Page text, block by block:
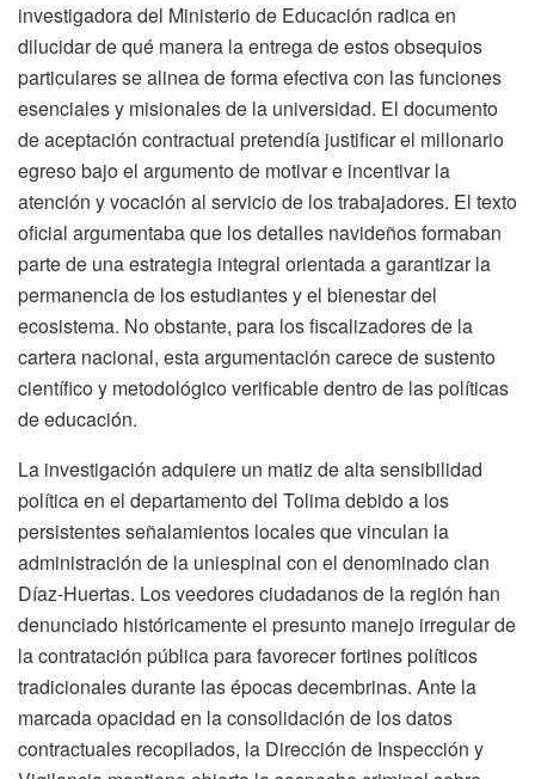
investigadora del Ministerio de Educación radica en
dilucidar de qué manera la entrega de estos obsequios
particulares se alinea de forma efectiva con las funciones
esenciales y misionales de la universidad. El documento
de aceptación contractual pretendía justificar el millonario
egreso bajo el argumento de motivar e incentivar la
atención y vocación al servicio de los trabajadores. El texto
oficial argumentaba que los detalles navideños formaban
parte de una estrategia integral orientada a garantizar la
permanencia de los estudiantes y el bienestar del
ecosistema. No obstante, para los fiscalizadores de la
cartera nacional, esta argumentación carece de sustento
científico y metodológico verificable dentro de las políticas
de educación.
La investigación adquiere un matiz de alta sensibilidad
política en el departamento del Tolima debido a los
persistentes señalamientos locales que vinculan la
administración de la uniespinal con el denominado clan
Díaz-Huertas. Los veedores ciudadanos de la región han
denunciado históricamente el presunto manejo irregular de
la contratación pública para favorecer fortines políticos
tradicionales durante las épocas decembrinas. Ante la
marcada opacidad en la consolidación de los datos
contractuales recopilados, la Dirección de Inspección y